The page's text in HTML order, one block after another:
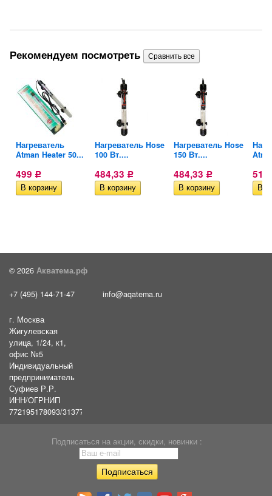
Рекомендуем посмотреть
Нагреватель
Atman Heater 50...
499 Р
Нагреватель Hose
100 Вт....
484,33 Р
Нагреватель Hose
150 Вт....
484,33 Р 518
© 2026 Акватема.рф
+7 (495) 144-71-47 info@aqatema.ru
г. Москва
Жигулевская
улица, 1/24, к1,
офис №5
Индивидуальный
предприниматель
Суфиев Р.Р.
ИНН/ОГРНИП
772195178093/31377461610054
Подписаться на акции, скидки, новинки :